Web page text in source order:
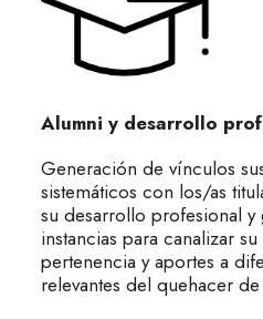
Alumni y desarrollo
Generación de vínculos
sistemáticos con los/as
su desarrollo profesional y
instancias para canalizar
pertenencia y aportes a
relevantes del quehacer de